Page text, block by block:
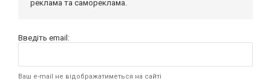
реклама та самореклама.
Введіть email:
Ваш e-mail не відображатиметься на сайті